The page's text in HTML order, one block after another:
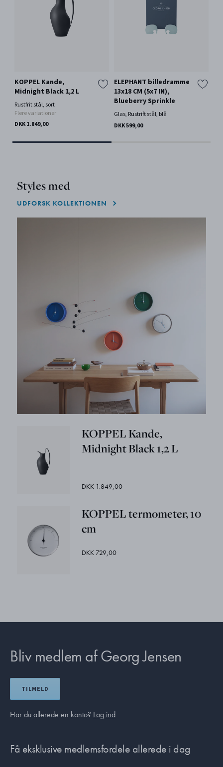
KOPPEL Kande,
Midnight Black 1,2 L
Rustfrit stål, sort
Flere variationer
DKK 1.849,00
ELEPHANT billedramme
13x18 CM (5x7 IN),
Blueberry Sprinkle
Glas, Rustrift stål, blå
DKK 599,00
Styles med
UDFORSK KOLLEKTIONEN
KOPPEL Kande,
Midnight Black 1,2 L
DKK 1.849,00
KOPPEL termometer, 10
cm
DKK 729,00
Bliv medlem af Georg Jensen
TILMELD
Har du allerede en konto? Log ind
Få eksklusive medlemsfordele allerede i dag